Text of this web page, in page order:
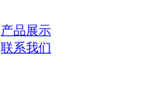
产品展示
联系我们